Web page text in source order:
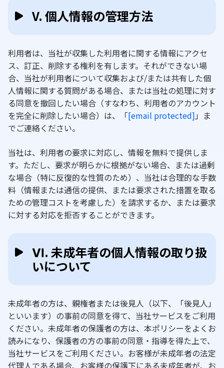
V. 個人情報の管理方法
利用者は、当社が収集した利用者に関する情報にアクセ
ス、訂正、削除する権利を有します。それができない場
合、当社が利用者について収集および/または共有した個
人情報に関する質問がある場合、または当社の処理に対す
る同意を撤回したい場合（すなわち、利用者のアカウント
を完全に削除したい場合）は、「[email protected] 」ま
でご連絡ください。
当社は、利用者の要求に対応し、情報を無料で提供しま
す。ただし、要求が明らかに根拠がない場合、または過剰
な場合（特に反復的な性質のため）、当社は合理的な手数
料（情報または通信の提供、または要求された措置を取る
ための管理コストを考慮した）を請求するか、または要求
に対する対応を拒否することができます。
Ⅵ. 未成年者の個人情報の取り扱
いについて
未成年者の方は、親権者または後見人（以下、「後見人」
といいます）の事前の同意を得て、当社サービスをご利用
ください。未成年者の保護者の方は、本ポリシーをよくお
読みになり、保護者の方の事前の同意・指導を得た上で、
当社サービスをご利用ください。お客様が未成年者の法定
代理人である場合、お客様の保護下にある未成年者が、お